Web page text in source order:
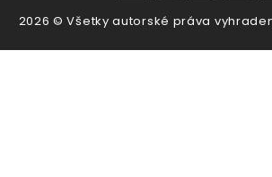
2026 © Všetky autorské práva